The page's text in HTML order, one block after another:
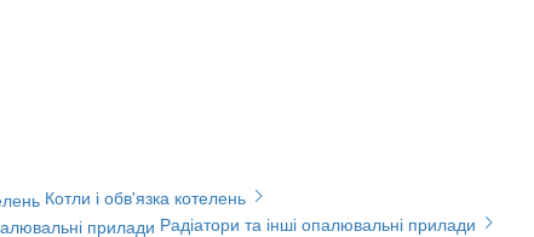
Котли і обв'язка котелень
Радіатори та інші опалювальні прилади